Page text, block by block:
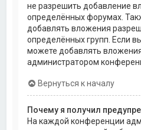
не разрешить добавление
определённых форумах.
добавлять вложения
определённых групп. Если
можете добавлять
администратором
Вернуться к началу
Почему я получил
На каждой конференции